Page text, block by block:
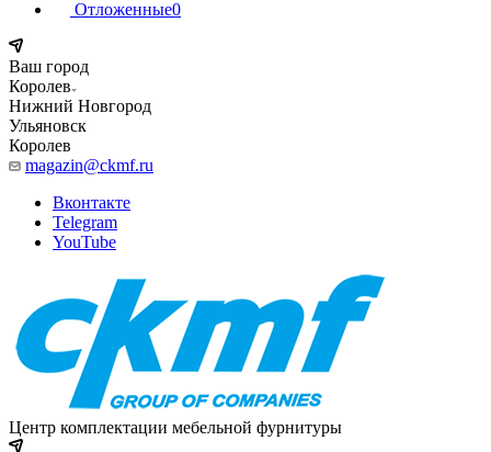
Отложенные0
Ваш город
Королев
Нижний Новгород
Ульяновск
Королев
magazin@ckmf.ru
Вконтакте
Telegram
YouTube
Центр комплектации мебельной фурнитуры